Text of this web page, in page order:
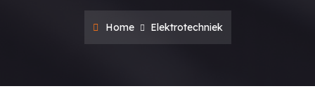
Home Elektrotechniek